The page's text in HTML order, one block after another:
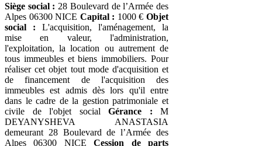
Siège social : 28 Boulevard de l’Armée des
Alpes 06300 NICE Capital : 1000 €Objet
social : L'acquisition, l'aménagement, la
mise en valeur, l'administration,
l'exploitation, la location ou autrement de
tous immeubles et biens immobiliers. Pour
réaliser cet objet tout mode d'acquisition et
de financement de l'acquisition des
immeubles est admis dès lors qu'il entre
dans le cadre de la gestion patrimoniale et
civile de l'objet social Gérance : M
DEYANYSHEVA ANASTASIA
demeurant 28 Boulevard de l’Armée des
Alpes 06300 NICECession de parts